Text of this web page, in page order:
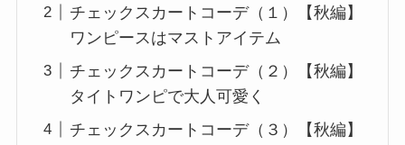
チェックスカートコーデ（１）【秋編】
ワンピースはマストアイテム
チェックスカートコーデ（２）【秋編】
タイトワンピで大人可愛く
チェックスカートコーデ（３）【秋編】